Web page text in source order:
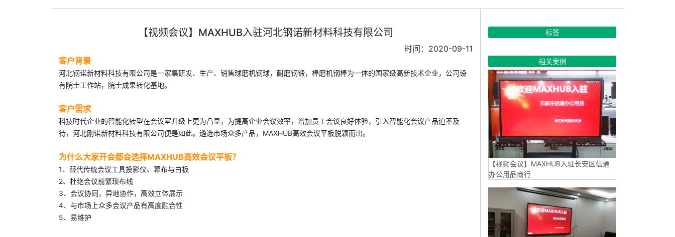
【视频会议】MAXHUB入驻河北钢诺新材料科技有限公司
时间：2020-09-11
客户背景
河北钢诺新材料科技有限公司是一家集研发、生产、销售球磨机钢球，耐磨钢锻，棒磨机钢棒为一体的国家级高新技术企业，公司设
有院士工作站，院士成果转化基地。
客户需求
科技时代企业的智能化转型在会议室升级上更为凸显，为提高企业会议效率，增加员工会议良好体验，引入智能化会议产品迫不及
待，河北刚诺新材料科技有限公司便是如此。遴选市场众多产品，MAXHUB高效会议平板脱颖而出。
为什么大家开会都会选择MAXHUB高效会议平板？
1、替代传统会议工具投影仪、幕布与白板
2、杜绝会议前繁琐布线
3、会议协同，异地协作，高效立体展示
4、与市场上众多会议产品有高度融合性
5、易维护
标签
相关案例
【视频会议】MAXHUB入驻长安区信通
办公用品商行